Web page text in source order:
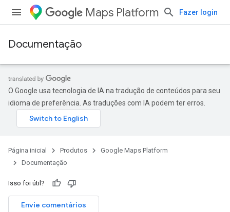
Maps Platform Fazer login
Documentação
O Google usa tecnologia de IA na tradução de conteúdos para seu
idioma de preferência. As traduções com IA podem ter erros.
Página inicial Produtos
Google Maps Platform
Documentação
Isso foi útil?
Envie comentários